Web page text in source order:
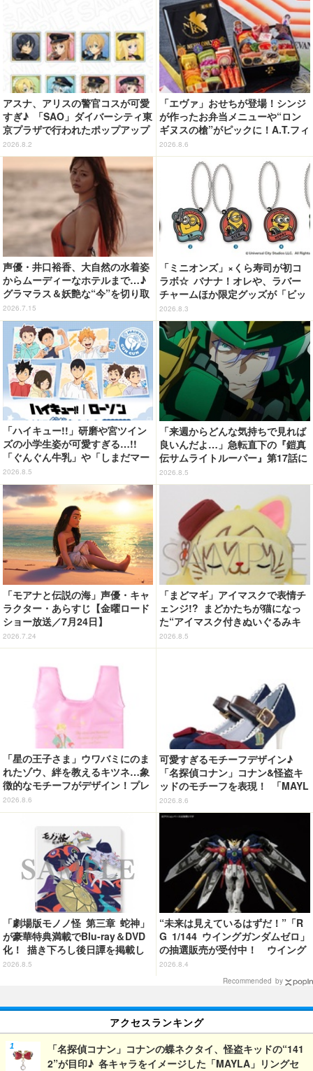
アスナ、アリスの警官コスが可愛
すぎ♪ 「SAO」ダイバーシティ東
京プラザで行われたポップアップ
ショップの事後通販がスタート！
2026.8.2
「エヴァ」おせちが登場！シンジ
が作ったお弁当メニューや“ロン
ギヌスの槍”がピックに！A.T.フィ
ールド風呂敷も便利◎【予約開
始】
2026.8.6
声優・井口裕香、大自然の水着姿
からムーディーなホテルまで…♪
グラマラス＆妖艶な“今”を切り取
り！3冊目写真集が発売中
2026.7.15
「ミニオンズ」×くら寿司が初コ
ラボ☆ バナナ！オレや、ラバー
チャームほか限定グッズが「ビッ
くらポン！」に登場【8月7日～】
2026.8.3
「ハイキュー!!」研磨や宮ツイン
ズの小学生姿が可愛すぎる…!!
「ぐんぐん牛乳」や「しまだマー
ト」デザインのグッズも!? ロー
ソン限定グッズが登場！
2026.8.5
「来週からどんな気持ちで見れば
良いんだよ…」急転直下の『鎧真
伝サムライトルーパー』第17話に
感情の追いつかない視聴者が続
出…【ネタバレあり反応まとめ】
2026.8.5
「モアナと伝説の海」声優・キャ
ラクター・あらすじ【金曜ロード
ショー放送／7月24日】
2026.7.24
「まどマギ」アイマスクで表情チ
ェンジ!? まどかたちが猫になっ
た“アイマスク付きぬいぐるみキ
ーホルダー”が登場
2026.8.5
「星の王子さま」ウワバミにのま
れたゾウ、絆を教えるキツネ…象
徴的なモチーフがデザイン！プレ
ートチャーム&エコバッグ登場
2026.8.6
可愛すぎるモチーフデザイン♪
「名探偵コナン」コナン&怪盗キ
ッドのモチーフを表現！ 「MAYL
A」パンプスがセール実施中【3
0％オフセール】
2026.8.6
「劇場版モノノ怪 第三章 蛇神」
が豪華特典満載でBlu-ray＆DVD
化！ 描き下ろし後日譚を掲載し
たブックレットなど
2026.8.5
“未来は見えているはずだ！”「R
G 1/144 ウイングガンダムゼロ」
の抽選販売が受付中！ ウイング
バインダーにRGならではのギミ
2026.8.4
Recommended by
アクセスランキング
「名探偵コナン」コナンの蝶ネクタイ、怪盗キッドの“141
2”が目印♪ 各キャラをイメージした「MAYLA」リングセ